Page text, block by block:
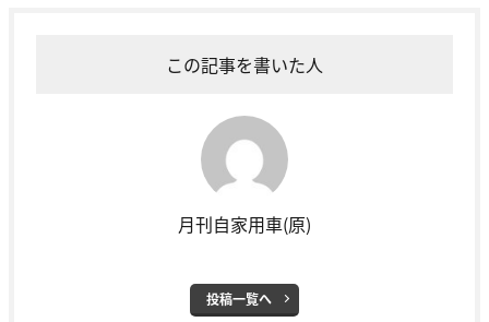
この記事を書いた人
月刊自家用車(原)
投稿一覧へ